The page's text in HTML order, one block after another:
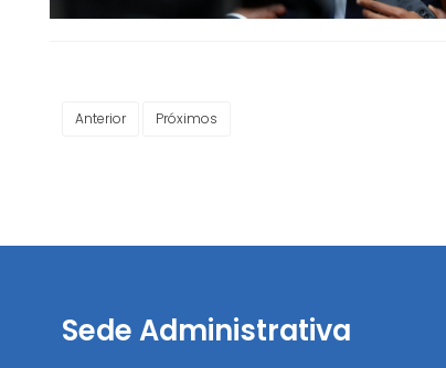
Anterior Próximos
Sede Administrativa